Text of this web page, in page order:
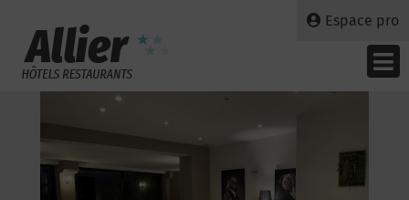
Espace pro